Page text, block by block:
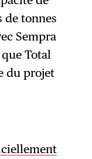
de tonnes
Sempra
Total
du projet